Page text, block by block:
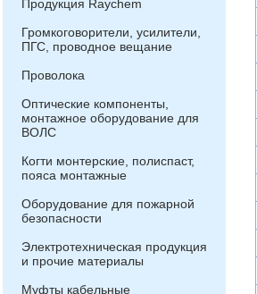
Продукция Raychem
Громкоговорители, усилители,
ПГС, проводное вещание
Проволока
Оптические компоненты,
монтажное оборудование для
ВОЛС
Когти монтерские, полиспаст,
пояса монтажные
Оборудование для пожарной
безопасности
Электротехническая продукция
и прочие материалы
Муфты кабельные